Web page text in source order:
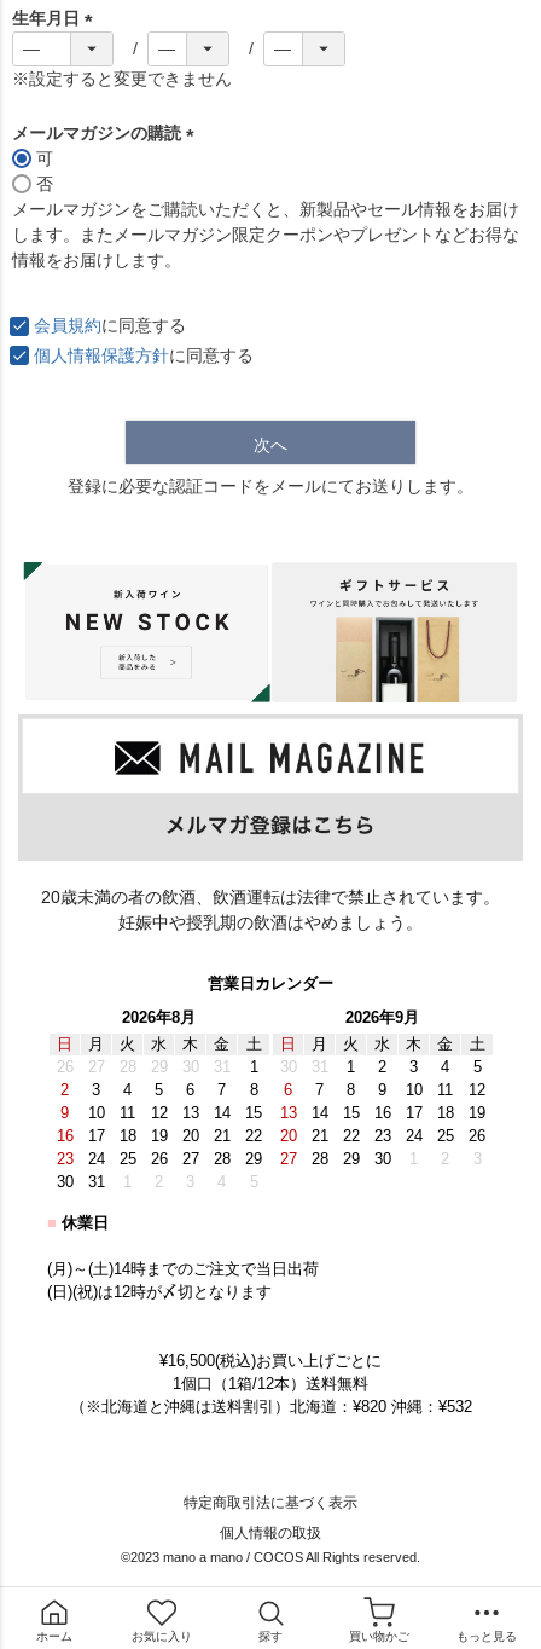
生年月日
(
必
)
※設定すると変更できません
メールマガジンの購読
須
)
可
否
メールマガジンをご購読いただくと、新製品やセール情報をお届け
します。またメールマガジン限定クーポンやプレゼントなどお得な
情報をお届けします。
会員規約に同意する
個人情報保護方針に同意する
次へ
登録に必要な認証コードをメールにてお送りします。
20歳未満の者の飲酒、飲酒運転は法律で禁止されています。
妊娠中や授乳期の飲酒はやめましょう。
営業日カレンダー
2026年8月
日
月 火 水 木 金
土
26
27 28 29 30 31
1
2
3 4 5 6 7
8
9
10 11 12 13 14
15
16
17 18 19 20 21
22
23
24 25 26 27 28
29
30
31 1 2 3 4 5
2026年9月
日
月 火 水 木 金
土
30
31 1 2 3 4
5
6
7 8 9 10 11
12
13
14 15 16 17 18
19
20
21 22 23 24 25
26
27
28 29 30 1 2 3
■ 休業日
(月)～(土)14時までのご注文で当日出荷
(日)(祝)は12時が〆切となります
¥16,500(税込)お買い上げごとに
1個口（1箱/12本）送料無料
（※北海道と沖縄は送料割引）北海道：¥820 沖縄：¥532
特定商取引法に基づく表示
個人情報の取扱
©2023 mano a mano / COCOS All Rights reserved.
ホーム お気に入り 探す 買い物かご もっと見る